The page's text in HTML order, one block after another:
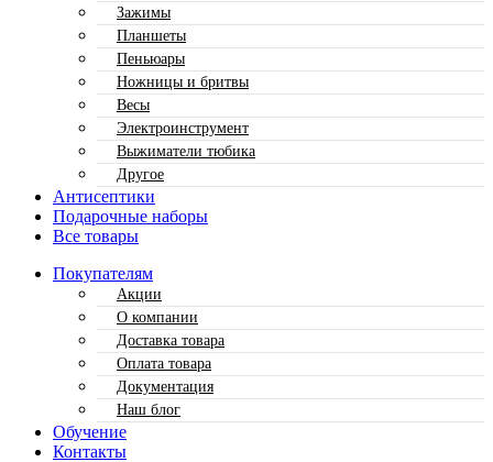
Зажимы
Планшеты
Пеньюары
Ножницы и бритвы
Весы
Электроинструмент
Выжиматели тюбика
Другое
Антисептики
Подарочные наборы
Все товары
Покупателям
Акции
О компании
Доставка товара
Оплата товара
Документация
Наш блог
Обучение
Контакты